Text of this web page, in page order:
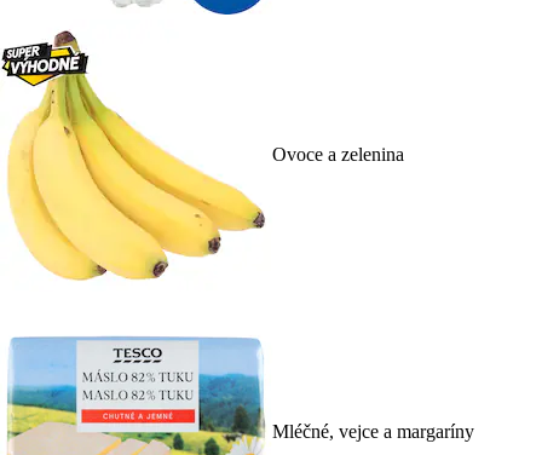
Ovoce a zelenina
Mléčné, vejce a margaríny